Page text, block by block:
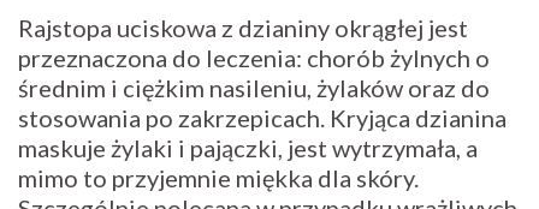
Rajstopa uciskowa z dzianiny okrągłej jest
przeznaczona do leczenia: chorób żylnych o
średnim i ciężkim nasileniu, żylaków oraz do
stosowania po zakrzepicach. Kryjąca dzianina
maskuje żylaki i pajączki, jest wytrzymała, a
mimo to przyjemnie miękka dla skóry.